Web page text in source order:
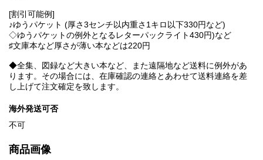
[割引可能例]
♪ゆうパケット (厚さ3センチ以内重さ1キロ以下330円など)
◇ゆうパケットの例外となるレターパックライト430円)など
♯文庫本など厚さが薄い本などは220円
◆全集、図録など大きい本など、また遠隔地など送料に例外があ
ります。その場合には、在庫確認の連絡とあわせて送料連絡を差
し上げて注文確定を致します。
海外発送可否
不可
商品画像